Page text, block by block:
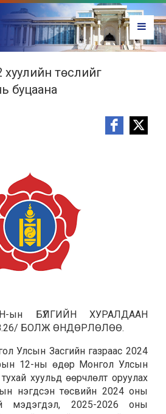
төслийг
буцаана
БҮЛГИЙН ХУРАЛДААН
БОЛЖ ӨНДӨРЛӨЛӨӨ.
Улсын Засгийн газраас 2024
12-ны өдөр Монгол Улсын
хуульд өөрчлөлт оруулах
нэгдсэн төсвийн 2024 оны
мэдэгдэл, 2025-2026 оны